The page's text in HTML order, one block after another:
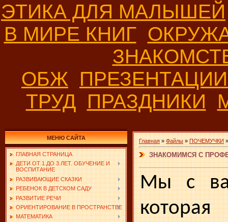
ЭТИКА ДЛЯ МАЛЫШЕЙ
В МИРЕ КНИГ
ОБЖ
ТРУД ПРАЗДНИКИ
МЕНЮ САЙТА
ГЛАВНАЯ СТРАНИЦА
ДЕТИ ОТ 1 ДО 3 ЛЕТ. ОБУЧЕНИЕ И
ВОСПИТАНИЕ
РАЗВИВАЮЩИЕ СКАЗКИ
РЕБЕНОК В ДЕТСКОМ САДУ
РАЗВИТИЕ РЕЧИ
ОРИЕНТИРОВАНИЕ В ПРОСТРАНСТВЕ
МАТЕМАТИКА
Главная » Файлы » ПОЧЕМУЧКИ
ЗНАКОМИМСЯ С
Мы с
которая